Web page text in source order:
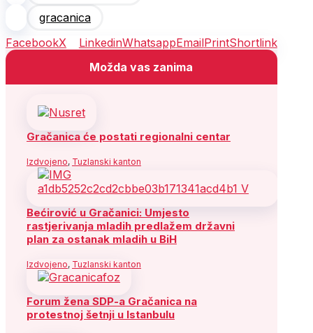
gracanica
FacebookX LinkedinWhatsappEmailPrintShortlink
Možda vas zanima
Gračanica će postati regionalni centar
Izdvojeno, Tuzlanski kanton
Bećirović u Gračanici: Umjesto
rastjerivanja mladih predlažem državni
plan za ostanak mladih u BiH
Izdvojeno, Tuzlanski kanton
Forum žena SDP-a Gračanica na
protestnoj šetnji u Istanbulu